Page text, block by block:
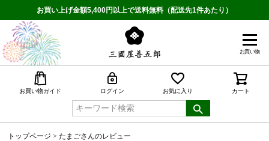
お買い上げ金額5,400円以上で送料無料（配送先1件あたり）
お買い物
お買い物ガイド ログイン お気に入り カート
トップページ たまごさんのレビュー